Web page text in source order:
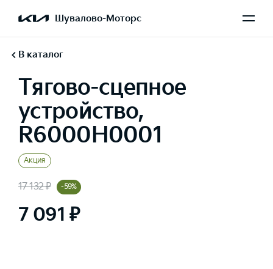
Шувалово-Моторс
В каталог
Тягово-сцепное
устройство,
R6000H0001
Акция
17 132 ₽ -59%
7 091 ₽